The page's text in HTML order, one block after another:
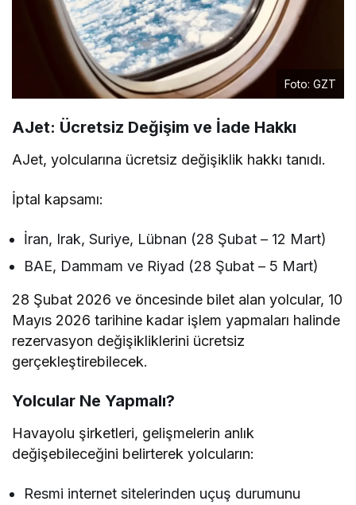
Foto: GZT
AJet: Ücretsiz Değişim ve İade Hakkı
AJet, yolcularına ücretsiz değişiklik hakkı tanıdı.
İptal kapsamı:
İran, Irak, Suriye, Lübnan (28 Şubat – 12 Mart)
BAE, Dammam ve Riyad (28 Şubat – 5 Mart)
28 Şubat 2026 ve öncesinde bilet alan yolcular, 10
Mayıs 2026 tarihine kadar işlem yapmaları halinde
rezervasyon değişikliklerini ücretsiz
gerçekleştirebilecek.
Yolcular Ne Yapmalı?
Havayolu şirketleri, gelişmelerin anlık
değişebileceğini belirterek yolcuların:
Resmi internet sitelerinden uçuş durumunu